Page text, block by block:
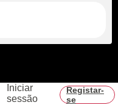
Iniciar
sessão
Registar-
se